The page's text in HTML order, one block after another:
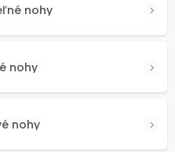
nohy
nohy
nohy